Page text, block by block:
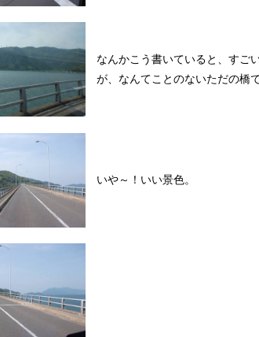
なんかこう書いていると、すご
が、なんてことのないただの橋
いや～！いい景色。